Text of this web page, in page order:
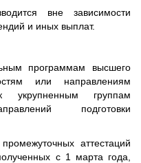
вне зависимости
и иных выплат.
программам высшего
или направлениям
укрупненным группам
подготовки
аттестаций
с 1 марта года,